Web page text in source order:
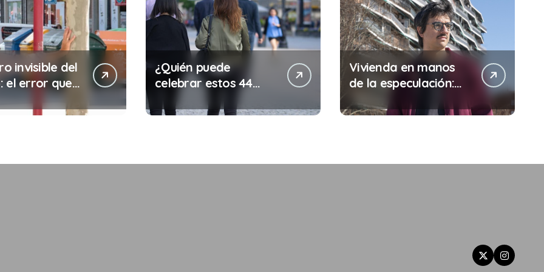
invisible del
el error que
cada 30
en tu trabajo
¿Quién puede
celebrar estos 44
Vivienda en manos
de la especulación:
no te da para vivir